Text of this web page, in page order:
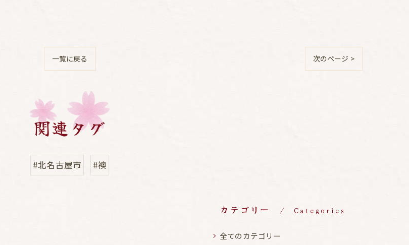
一覧に戻る 次のページ >
関連タグ
#北名古屋市 #襖
カテゴリー Categories
全てのカテゴリー